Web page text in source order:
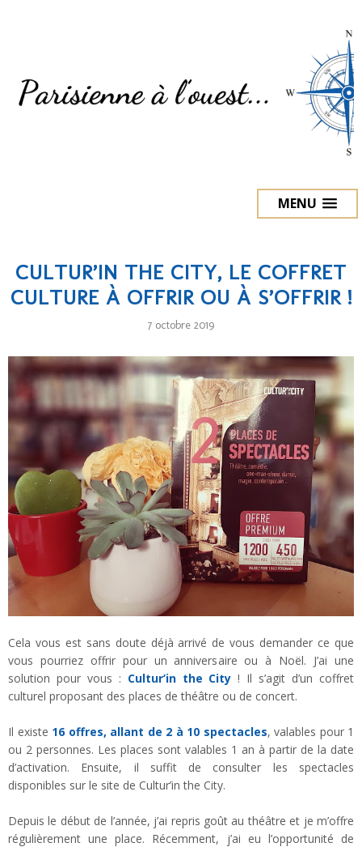
MENU
CULTUR’IN THE CITY, LE COFFRET
CULTURE À OFFRIR OU À S’OFFRIR !
7 octobre 2019
Cela vous est sans doute déjà arrivé de vous demander ce que
vous pourriez offrir pour un anniversaire ou à Noël. J’ai une
solution pour vous : Cultur’in the City ! Il s’agit d’un coffret
culturel proposant des places de théâtre ou de concert.
Il existe 16 offres, allant de 2 à 10 spectacles, valables pour 1
ou 2 personnes. Les places sont valables 1 an à partir de la date
d’activation. Ensuite, il suffit de consulter les spectacles
disponibles sur le site de Cultur’in the City.
Depuis le début de l’année, j’ai repris goût au théâtre et je m’offre
régulièrement une place. Récemment, j’ai eu l’opportunité de